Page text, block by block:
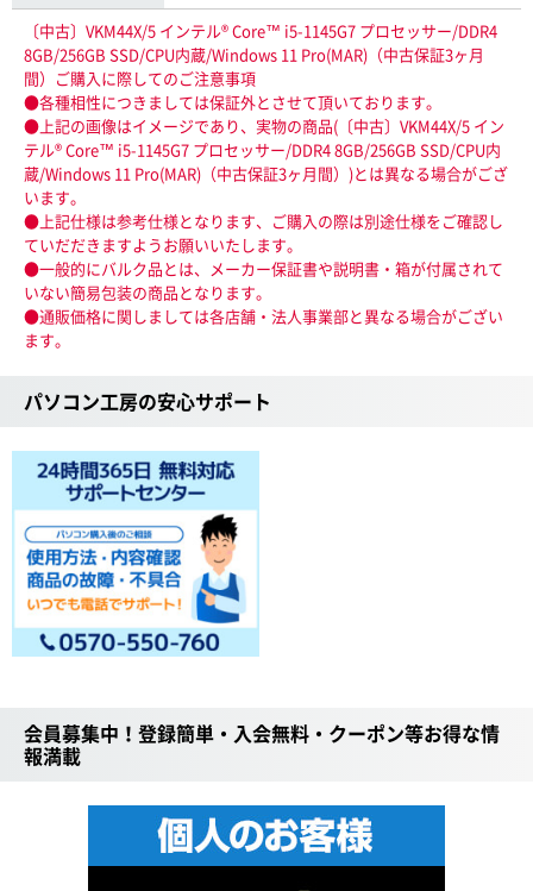
〔中古〕VKM44X/5 インテル® Core™ i5-1145G7 プロセッサー/DDR4
8GB/256GB SSD/CPU内蔵/Windows 11 Pro(MAR)（中古保証3ヶ月
間）ご購入に際してのご注意事項
●各種相性につきましては保証外とさせて頂いております。
●上記の画像はイメージであり、実物の商品(〔中古〕VKM44X/5 イン
テル® Core™ i5-1145G7 プロセッサー/DDR4 8GB/256GB SSD/CPU内
蔵/Windows 11 Pro(MAR)（中古保証3ヶ月間）)とは異なる場合がござ
います。
●上記仕様は参考仕様となります、ご購入の際は別途仕様をご確認し
ていだだきますようお願いいたします。
●一般的にバルク品とは、メーカー保証書や説明書・箱が付属されて
いない簡易包装の商品となります。
●通販価格に関しましては各店舗・法人事業部と異なる場合がござい
ます。
パソコン工房の安心サポート
会員募集中！登録簡単・入会無料・クーポン等お得な情
報満載